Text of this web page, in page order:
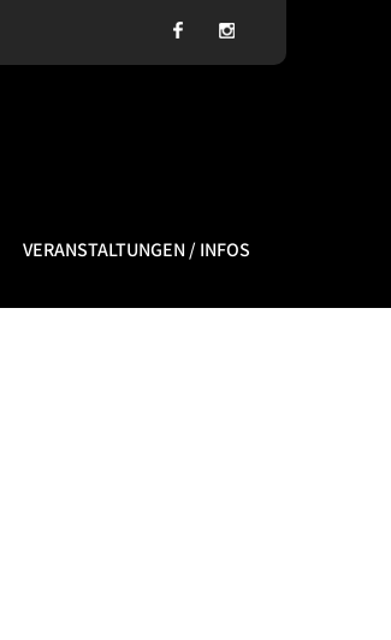
VERANSTALTUNGEN / INFOS